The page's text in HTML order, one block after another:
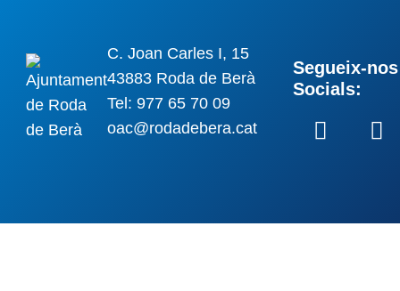
C. Joan Carles I, 15
43883 Roda de Berà
Tel: 977 65 70 09
oac@rodadebera.cat
Segueix-
Socials: